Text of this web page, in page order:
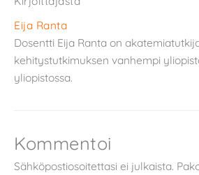
Eija Ranta
Dosentti Eija Ranta on
kehitystutkimuksen vanhempi
yliopistossa.
Kommentoi
Sähköpostiosoitettasi ei julkaista.